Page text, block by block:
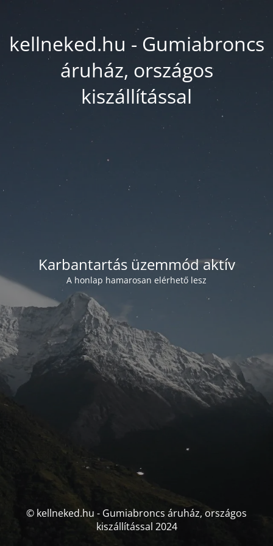
kellneked.hu - Gumiabroncs
áruház, országos
kiszállítással
Karbantartás üzemmód aktív
A honlap hamarosan elérhető lesz
© kellneked.hu - Gumiabroncs áruház, országos
kiszállítással 2024